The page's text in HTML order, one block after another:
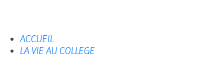
ACCUEIL
LA VIE AU COLLEGE